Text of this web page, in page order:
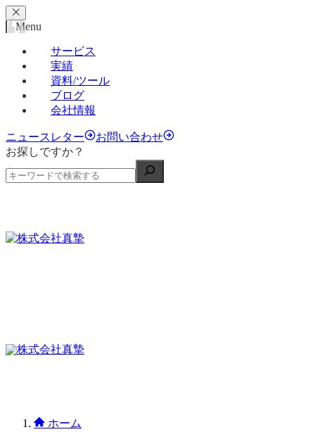
Menu
サービス
実績
資料/ツール
ブログ
会社情報
ニュースレター
お問い合わせ
お探しですか？
ホーム